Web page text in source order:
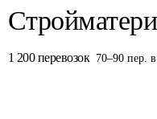
1 200 перевозок 70–90 пер.